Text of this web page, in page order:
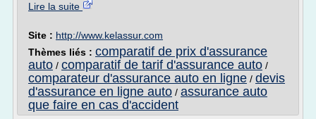
Lire la suite
Site : http://www.kelassur.com
Thèmes liés : comparatif de prix d'assurance
auto / comparatif de tarif d'assurance auto /
comparateur d'assurance auto en ligne / devis
d'assurance en ligne auto / assurance auto
que faire en cas d'accident